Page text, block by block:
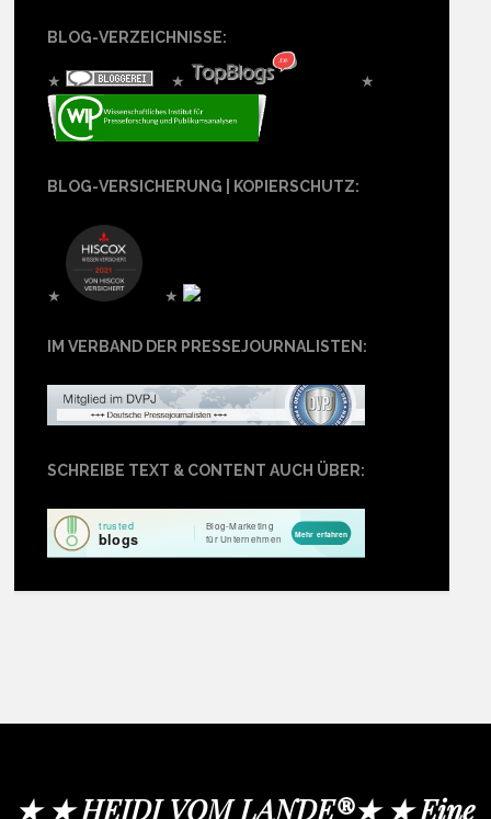
BLOG-VERZEICHNISSE:
★ ★ ★
BLOG-VERSICHERUNG | KOPIERSCHUTZ:
★ ★
IM VERBAND DER PRESSEJOURNALISTEN:
SCHREIBE TEXT & CONTENT AUCH ÜBER:
★ ★ HEIDI VOM LANDE®★ ★ Eine